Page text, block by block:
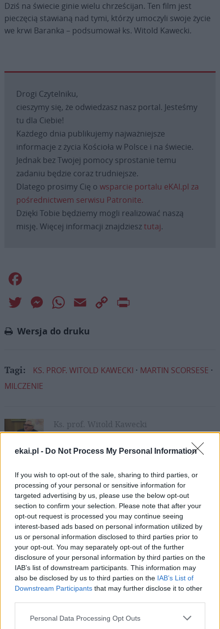
ekai.pl - Do Not Process My Personal Information
If you wish to opt-out of the sale, sharing to third parties, or
processing of your personal or sensitive information for
targeted advertising by us, please use the below opt-out
section to confirm your selection. Please note that after your
opt-out request is processed you may continue seeing
interest-based ads based on personal information utilized by
us or personal information disclosed to third parties prior to
your opt-out. You may separately opt-out of the further
disclosure of your personal information by third parties on the
IAB’s list of downstream participants. This information may
also be disclosed by us to third parties on the IAB’s List of
Downstream Participants that may further disclose it to other
Personal Data Processing Opt Outs
Dziś na świecie ginie wielu chrześcijan. Ten film jest
pieczęcią stawianą nad tymi, którzy umoczyli swoje życie
we krwi Baranka – podsumował ks. Witold Kawecki.
Drogi Czytelniku,
cieszymy się, że odwiedzasz nasz portal. Jesteśmy
tu dla Ciebie!
Każdego dnia publikujemy najważniejsze
informacje z życia Kościoła w Polsce i na świecie.
Jednak bez Twojej pomocy sprostanie temu
zadaniu będzie coraz trudniejsze.
Dlatego prosimy Cię o wsparcie portalu eKAI.pl za
pośrednictwem serwisu Patronite.
Dzięki Tobie będziemy mogli realizować naszą
misję. Więcej informacji znajdziesztutaj.
Twitter MessengerWhatsApp
Email
Copy
Wersja do druku
Tagi: KS. PROF. WITOLD KAWECKI
MARTIN SCORSESE
MILCZENIE
Ks. prof. Witold Kawecki
redemptorysta, profesor nauk
moralnej. Związany w Uniwersytetem
Kardynała Stefana Wyszyńskiego w
Warszawie.
Najnowsze
09 sierpnia 2026 | 12:46
Dramatyczny apel z ostatniej chrześcijańskiej wioski
09 sierpnia 2026 | 10:06
9 sierpnia Kościół wspomina św. Teresę Benedyktę od Krzyża –
Edytę Stein